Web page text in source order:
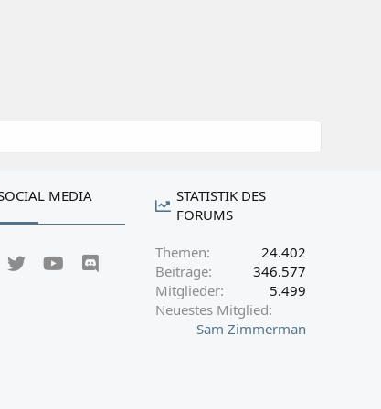
MEDIA
FacebookTwitter youtube
STATISTIK DES
FORUMS
Themen
24.402
Beiträge
346.577
Mitglieder
5.499
Neuestes Mitglied
Sam Zimmerman